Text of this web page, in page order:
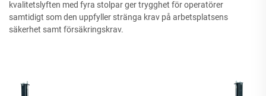
kvalitetslyften med fyra stolpar ger trygghet för operatörer
samtidigt som den uppfyller stränga krav på arbetsplatsens
säkerhet samt försäkringskrav.